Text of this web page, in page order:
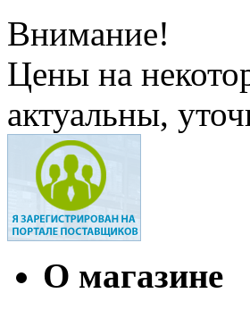
Внимание!
Цены на
актуальны,
О магазине